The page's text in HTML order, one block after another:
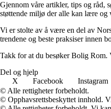
Gjennom våre artikler, tips og råd,
støttende miljø der alle kan lære og
Vi er stolte av å være en del av
trendene og beste praksiser innen
Takk for at du besøker Bolig Rom.
Del og hjelp
X
Facebook Instagram
© Alle rettigheter forbeholdt.
© Opphavsrettsbeskyttet innhold.